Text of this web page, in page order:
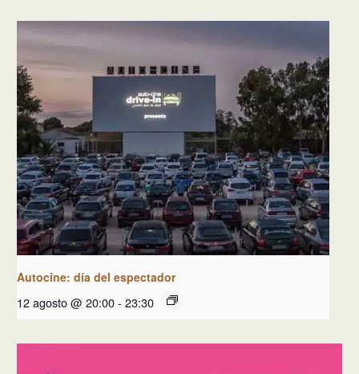
Autocine: día del espectador
12 agosto @ 20:00- 23:30